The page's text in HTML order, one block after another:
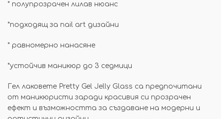
* полупрозрачен лилав нюанс
*подходящ за nail art дизайни
* равномерно нанасяне
*устойчив маникюр до 3 седмици
Гел лаковете Pretty Gel Jelly Glass са предпочитани
от маникюристи заради красивия си прозрачен
ефект и възможността за създаване на модерни и